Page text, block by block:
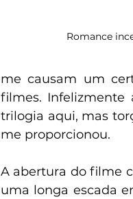
Romance
me causam um
filmes. Infelizmente
trilogia aqui, mas
me proporcionou.
A abertura do filme
uma longa escada